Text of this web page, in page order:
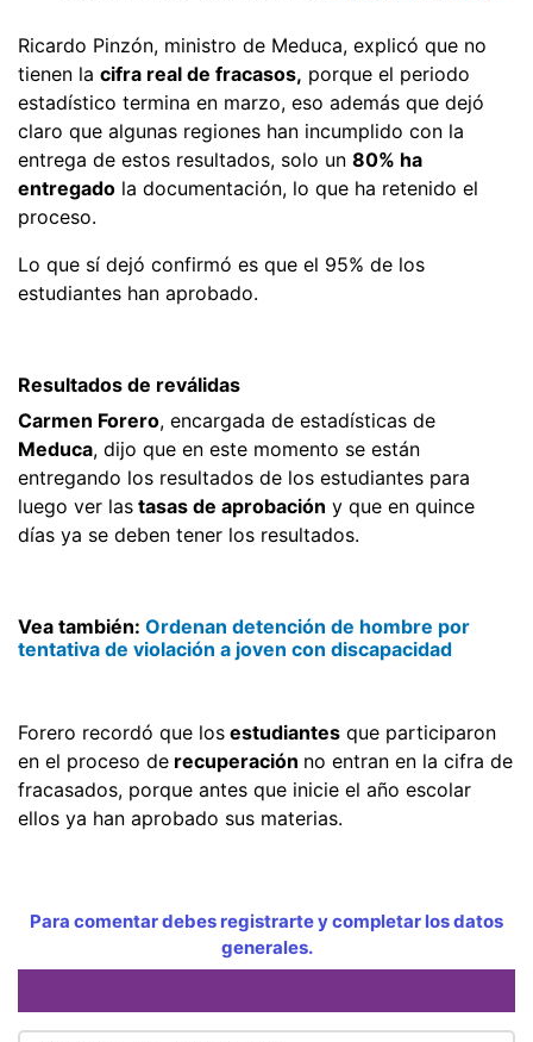
Ricardo Pinzón, ministro de Meduca, explicó que no
tienen la cifra real de fracasos, porque el periodo
estadístico termina en marzo, eso además que dejó
claro que algunas regiones han incumplido con la
entrega de estos resultados, solo un 80% ha
entregado la documentación, lo que ha retenido el
proceso.
Lo que sí dejó confirmó es que el 95% de los
estudiantes han aprobado.
Resultados de reválidas
Carmen Forero, encargada de estadísticas de
Meduca, dijo que en este momento se están
entregando los resultados de los estudiantes para
luego ver las tasas de aprobación y que en quince
días ya se deben tener los resultados.
Vea también: Ordenan detención de hombre por
tentativa de violación a joven con discapacidad
Forero recordó que los estudiantes que participaron
en el proceso de recuperación no entran en la cifra de
fracasados, porque antes que inicie el año escolar
ellos ya han aprobado sus materias.
Para comentar debes registrarte y completar los datos
generales.